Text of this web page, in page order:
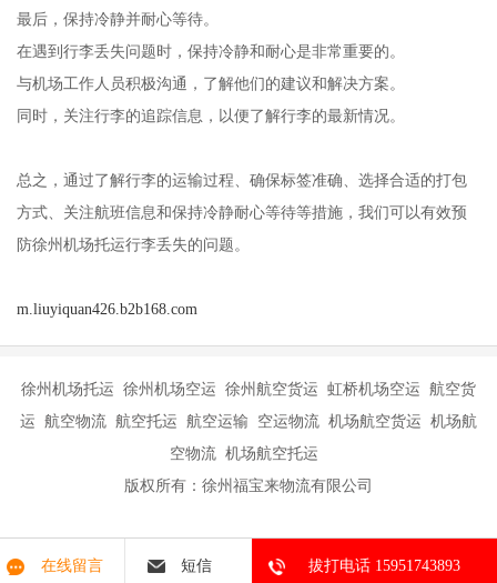
最后，保持冷静并耐心等待。
在遇到行李丢失问题时，保持冷静和耐心是非常重要的。
与机场工作人员积极沟通，了解他们的建议和解决方案。
同时，关注行李的追踪信息，以便了解行李的最新情况。
总之，通过了解行李的运输过程、确保标签准确、选择合适的打包
方式、关注航班信息和保持冷静耐心等待等措施，我们可以有效预
防徐州机场托运行李丢失的问题。
m.liuyiquan426.b2b168.com
徐州机场托运 徐州机场空运 徐州航空货运 虹桥机场空运 航空货
运 航空物流 航空托运 航空运输 空运物流 机场航空货运 机场航
空物流 机场航空托运
版权所有：徐州福宝来物流有限公司
在线留言 短信 拔打电话 15951743893